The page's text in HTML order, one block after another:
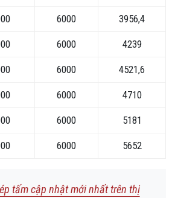
6000 3956,4
6000 4239
6000 4521,6
6000 4710
6000 5181
6000 5652
tấm cập nhật mới nhất trên thị